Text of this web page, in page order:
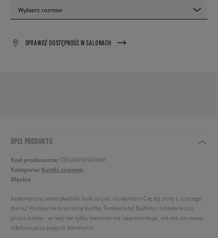
Wybierz rozmiar
SPRAWDŹ DOSTĘPNOŚĆ W SALONACH
OPIS PRODUKTU
Kod producenta:TB0A6FWNDW81
Kategoria: Kurtki zimowe
Męskie
Autentyczny amerykański look to coś, co wyróżni Cię tej zimy z szarego
tłumu! Postaw na kraciastą kurtkę Timberland Buffalo i śmiało krocz
przez siebie - w niej nie tylko świetnie się zaprezentuje, ale też na nowo
zdefuniujesz pojęcie komfortu!